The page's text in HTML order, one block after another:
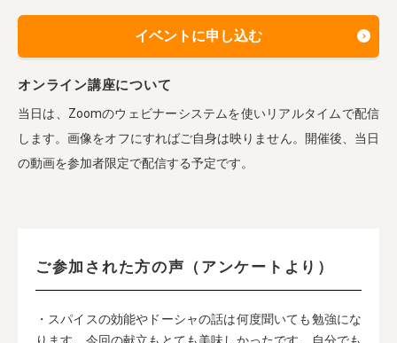
イベントに申し込む
オンライン講座について
当日は、Zoomのウェビナーシステムを使いリアルタイムで配信
します。画像をオフにすればご自身は映りません。開催後、当日
の動画を参加者限定で配信する予定です。
ご参加された方の声（アンケートより）
・スパイスの効能やドーシャの話は何度聞いても勉強にな